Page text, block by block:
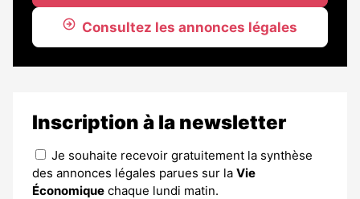
Consultez les annonces légales
Inscription à la newsletter
Je souhaite recevoir gratuitement la synthèse
des annonces légales parues sur la Vie
Économique chaque lundi matin.